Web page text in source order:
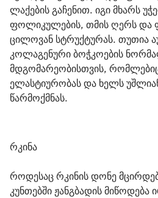
ლაქების გაჩენით. იგი მხარს
ფოლიკულების, თმის ღერს და
ცილოვან სტრუქტურას. თუთია
კოლაგენური ბოჭკოების
მდგომარეობისთვის, რომლებიც
ელასტიურობას და ხელს
წარმოქმნას.
რკინა
როდესაც რკინის დონე
კუნთებში ჟანგბადის მიწოდება